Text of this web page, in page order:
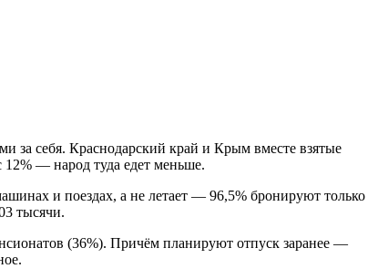
за себя. Краснодарский край и Крым вместе взятые
12% — народ туда едет меньше.
и поездах, а не летает — 96,5% бронируют только
тысячи.
(36%). Причём планируют отпуск заранее —